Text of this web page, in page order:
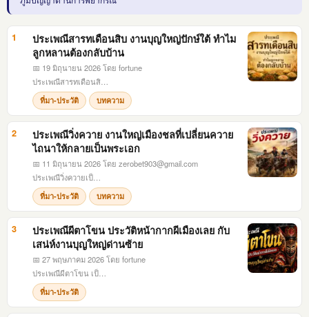
1
ประเพณีสารทเดือนสิบ งานบุญใหญ่ปักษ์ใต้ ทำไม
ลูกหลานต้องกลับบ้าน
📅 19 มิถุนายน 2026โดย fortune
ประเพณีสารทเดือนสิ…
ที่มา-ประวัติ บทความ
2
ประเพณีวิ่งควาย งานใหญ่เมืองชลที่เปลี่ยนควาย
ไถนาให้กลายเป็นพระเอก
📅 11 มิถุนายน 2026โดย zerobet903@gmail.com
ประเพณีวิ่งควายเป็…
ที่มา-ประวัติ บทความ
3
ประเพณีผีตาโขน ประวัติหน้ากากผีเมืองเลย กับ
เสน่ห์งานบุญใหญ่ด่านซ้าย
📅 27 พฤษภาคม 2026โดย fortune
ประเพณีผีตาโขน เป็…
ที่มา-ประวัติ